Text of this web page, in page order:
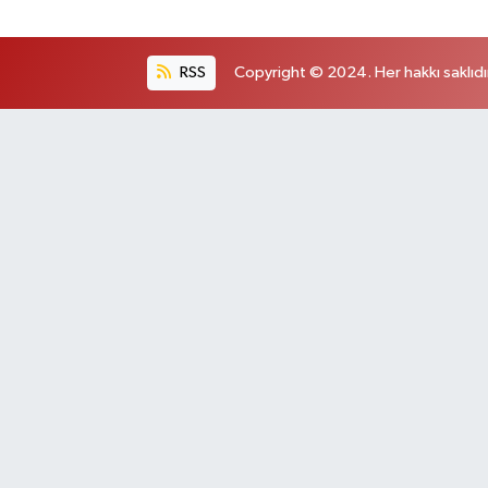
RSS Copyright © 2024. Her hakkı